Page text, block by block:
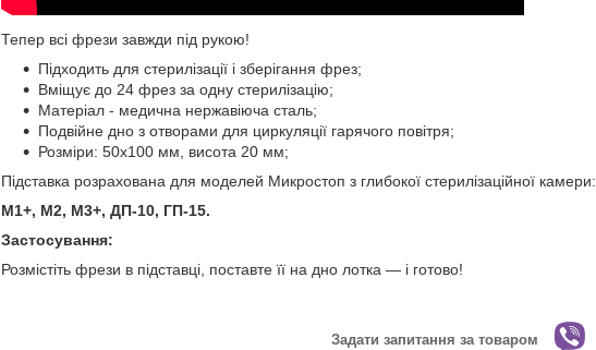
Тепер всі фрези завжди під рукою!
Підходить для стерилізації і зберігання фрез;
Вміщує до 24 фрез за одну стерилізацію;⠀
Матеріал - медична нержавіюча сталь;⠀
Подвійне дно з отворами для циркуляції гарячого повітря;⠀
Розміри: 50х100 мм, висота 20 мм;⠀
Підставка розрахована для моделей Микростоп з глибокої стерилізаційної камери:
М1+, М2, М3+, ДП-10, ГП-15.
Застосування:
Розмістіть фрези в підставці, поставте її на дно лотка — і готово!
Задати запитання за товаром